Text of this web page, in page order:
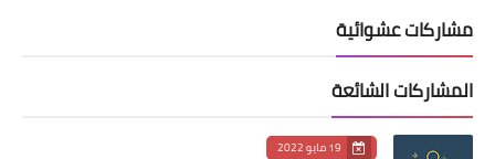
مشاركات عشوائية
المشاركات الشائعة
19 مايو 2022